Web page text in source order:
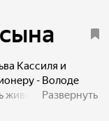
Кассиля и
- Володе
живет мальчишка
Развернуть